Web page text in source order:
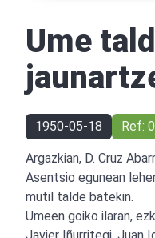
Ume
1950-05-18 Ref:
Argazkian, D. Cruz
Asentsio egunean
mutil talde batekin.
Umeen goiko ilaran,